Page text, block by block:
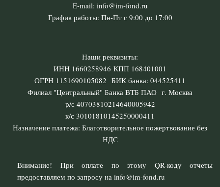
E-mail: info@im-fond.ru
График работы: Пн-Пт с 9:00 до 17:00
Наши реквизиты:
ИНН 1660258946 КПП 168401001
ОГРН 1151690105082 БИК банка: 044525411
Филиал "Центральный" Банка ВТБ ПАО г. Москва
р/с 40703810214640005942
к/с 30101810145250000411
Назначение платежа: Благотворительное пожертвование без
НДС
Внимание! При оплате по этому QR-коду отчеты
предоставляем по запросу на info@im-fond.ru